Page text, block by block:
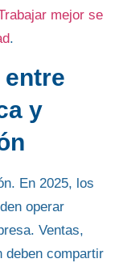
mejor se
.
y
En 2025, los
operar
Ventas,
deben compartir